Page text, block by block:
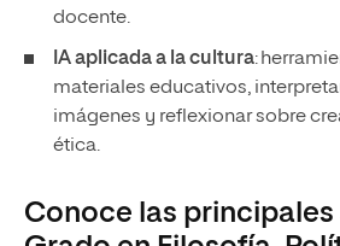
docente.
IA aplicada a la cultura:
materiales educativos,
imágenes y reflexionar sobre
ética.
Conoce las principales